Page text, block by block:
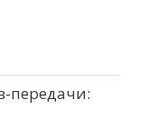
передачи: